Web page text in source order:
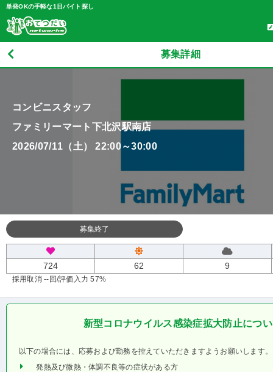
単発OKの手軽な1日バイト探し
募集詳細
コンビニスタッフ
ファミリーマート下北沢駅南店
2026/07/11（土） 22:00～30:00
募集終了
724 62 9
採用取消 --回/評価入力 57%
新型コロナウイルス感染症拡大防止につ
以下の場合には、応募および勤務を控えていただきますようお願いします。
発熱及び微熱・体調不良等の症状がある方